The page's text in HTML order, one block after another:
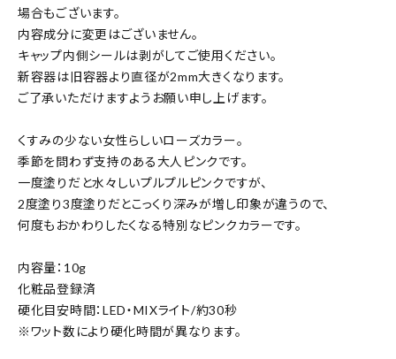
場合もございます。
内容成分に変更はございません。
キャップ内側シールは剥がしてご使用ください。
新容器は旧容器より直径が2mm大きくなります。
ご了承いただけますようお願い申し上げます。
くすみの少ない女性らしいローズカラー。
季節を問わず支持のある大人ピンクです。
一度塗りだと水々しいプルプルピンクですが、
2度塗り3度塗りだとこっくり深みが増し印象が違うので、
何度もおかわりしたくなる特別なピンクカラーです。
内容量：10g
化粧品登録済
硬化目安時間：LED・MIXライト/約30秒
※ワット数により硬化時間が異なります。